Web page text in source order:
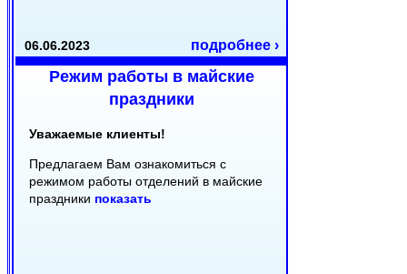
06.06.2023 подробнее ›
Режим работы в майские
праздники
Уважаемые клиенты!
Предлагаем Вам ознакомиться с
режимом работы отделений в майские
праздники показать